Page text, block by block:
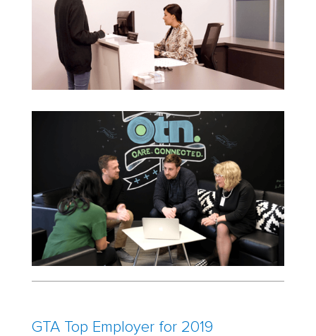
GTA Top Employer for 2019